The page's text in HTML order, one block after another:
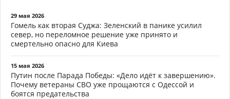
29 мая 2026
Гомель как вторая Суджа: Зеленский в панике усилил
север, но переломное решение уже принято и
смертельно опасно для Киева
15 мая 2026
Путин после Парада Победы: «Дело идёт к завершению».
Почему ветераны СВО уже прощаются с Одессой и
боятся предательства